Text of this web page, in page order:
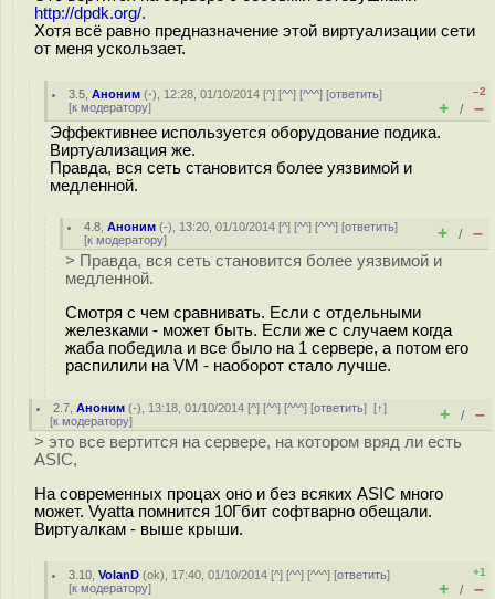
http://dpdk.org/.
Хотя всё равно предназначение этой виртуализации сети
от меня ускользает.
3.5 ,Аноним (-), 12:28, 01/10/2014 [^] [^^] [^^^] [ответить]
[к модератору]
–2
+ / –
Эффективнее используется оборудование подика.
Виртуализация же.
Правда, вся сеть становится более уязвимой и
медленной.
4.8 ,Аноним (-), 13:20, 01/10/2014 [^] [^^] [^^^] [ответить]
[к модератору] + / –
> Правда, вся сеть становится более уязвимой и
медленной.
Смотря с чем сравнивать. Если с отдельными
железками - может быть. Если же с случаем когда
жаба победила и все было на 1 сервере, а потом его
распилили на VM - наоборот стало лучше.
2.7 ,Аноним (-), 13:18, 01/10/2014 [^] [^^] [^^^] [ответить][↑]
[к модератору] + / –
> это все вертится на сервере, на котором вряд ли есть
ASIC,
На современных процах оно и без всяких ASIC много
может. Vyatta помнится 10Гбит софтварно обещали.
Виртуалкам - выше крыши.
3.10 ,VolanD (ok), 17:40, 01/10/2014 [^] [^^] [^^^] [ответить]
[к модератору]
+1
+ / –